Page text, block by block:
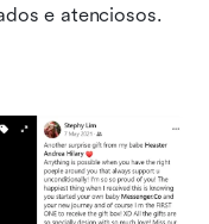
e atenciosos.